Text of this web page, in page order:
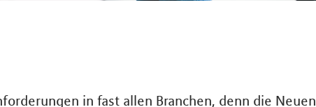
in fast allen Branchen, denn die Neuen